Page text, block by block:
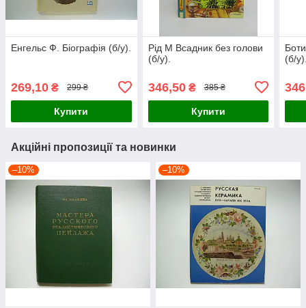
Енгельс Ф. Біографія (б/у).
269,10 ₴ 299 ₴
Купити
Рід М Всадник без голови
(б/у).
346,50₴ 385 ₴
Купити
(б/
Акційні пропозиції та новинки
–10% –10%